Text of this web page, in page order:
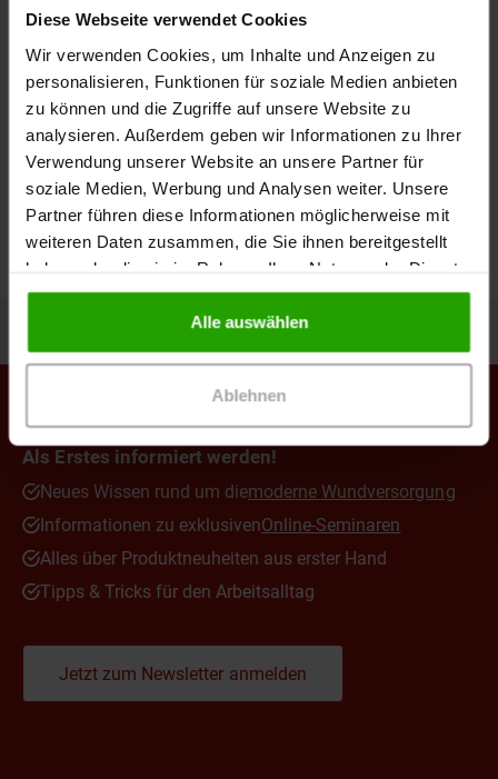
Diese Webseite verwendet Cookies
Wir verwenden Cookies, um Inhalte und Anzeigen zu
personalisieren, Funktionen für soziale Medien anbieten
zu können und die Zugriffe auf unsere Website zu
analysieren. Außerdem geben wir Informationen zu Ihrer
Verwendung unserer Website an unsere Partner für
soziale Medien, Werbung und Analysen weiter. Unsere
Partner führen diese Informationen möglicherweise mit
weiteren Daten zusammen, die Sie ihnen bereitgestellt
haben oder die sie im Rahmen Ihrer Nutzung der Dienste
gesammelt haben.
Alle auswählen
Ablehnen
Veranstaltung
Mi. 02.12., 14:00 Uhr | Karlsruhe
Wundversorgung – fachgerecht beraten
Wundversorgung – fachgerecht beraten Als Ihr Partner in
der Wundversorgung möchten wir Ihren Arbeitsalltag mit
dieser Fortbildung erleichtern und…
Zurück zum Seitenanfang
Newsletter
Als Erstes informiert werden!
Neues Wissen rund um diemoderne Wundversorgung
Informationen zu exklusivenOnline-Seminaren
Alles über Produktneuheiten aus erster Hand
Tipps & Tricks für den Arbeitsalltag
Jetzt zum Newsletter anmelden